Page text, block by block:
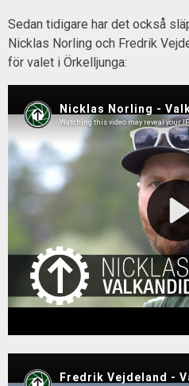
Sedan tidigare har det också
Nicklas Norling och Fredrik
för valet i Örkelljunga: